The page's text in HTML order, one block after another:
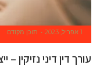
1 אפריל, 2023 תוכן מקודם
עורך דין דיני נזיקין –